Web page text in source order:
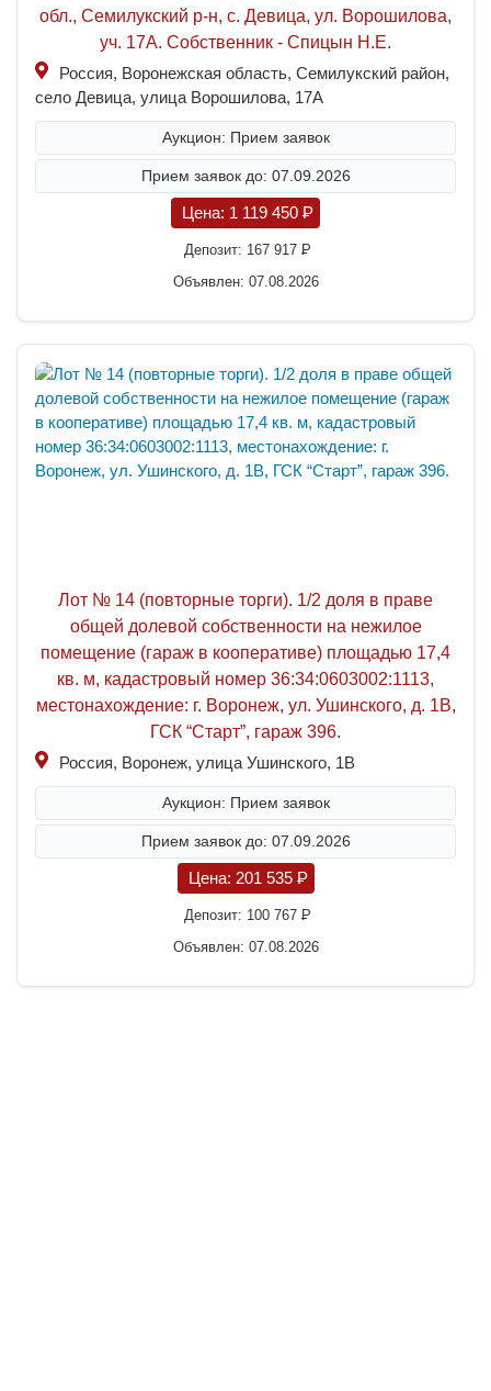
обл., Семилукский р-н, с. Девица, ул. Ворошилова,
уч. 17А. Собственник - Спицын Н.Е.
Россия, Воронежская область, Семилукский район,
село Девица, улица Ворошилова, 17А
Аукцион: Прием заявок
Прием заявок до: 07.09.2026
Цена: 1 119 450 P
Депозит: 167 917 P
Объявлен: 07.08.2026
Лот № 14 (повторные торги). 1/2 доля в праве
общей долевой собственности на нежилое
помещение (гараж в кооперативе) площадью 17,4
кв. м, кадастровый номер 36:34:0603002:1113,
местонахождение: г. Воронеж, ул. Ушинского, д. 1В,
ГСК “Старт”, гараж 396.
Россия, Воронеж, улица Ушинского, 1В
Аукцион: Прием заявок
Прием заявок до: 07.09.2026
Цена: 201 535 P
Депозит: 100 767 P
Объявлен: 07.08.2026